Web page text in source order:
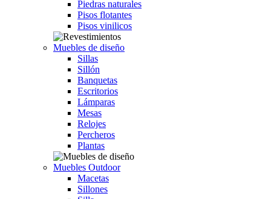
Piedras naturales
Pisos flotantes
Pisos vinilicos
Muebles de diseño
Sillas
Sillón
Banquetas
Escritorios
Lámparas
Mesas
Relojes
Percheros
Plantas
Muebles Outdoor
Macetas
Sillones